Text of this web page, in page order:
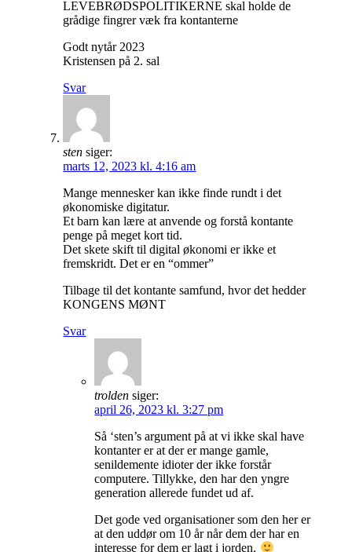
LEVEBRØDSPOLITIKERNE skal holde de
grådige fingrer væk fra kontanterne
Godt nytår 2023
Kristensen på 2. sal
Svar
sten siger:
marts 12, 2023 kl. 4:16 am
Mange mennesker kan ikke finde rundt i det
økonomiske digitatur.
Et barn kan lære at anvende og forstå kontante
penge på meget kort tid.
Det skete skift til digital økonomi er ikke et
fremskridt. Det er en “ommer”
Tilbage til det kontante samfund, hvor det hedder
KONGENS MØNT
Svar
trolden siger:
april 26, 2023 kl. 3:27 pm
Så ‘sten’s argument på at vi ikke skal have
kontanter er at der er mange gamle,
senildemente idioter der ikke forstår
computere. Tillykke, den har den yngre
generation allerede fundet ud af.
Det gode ved organisationer som den her er
at den uddør om 10 år når dem der har en
interesse for dem er lagt i jorden.